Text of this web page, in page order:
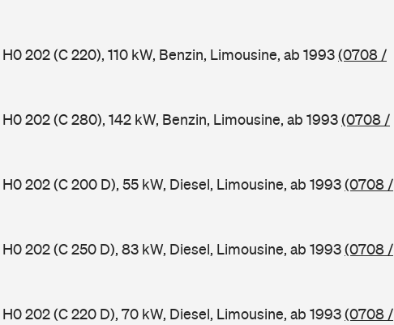
202 (C 220), 110 kW, Benzin, Limousine, ab 1993(0708 /
202 (C 280), 142 kW, Benzin, Limousine, ab 1993(0708 /
202 (C 200 D), 55 kW, Diesel, Limousine, ab 1993(0708 /
202 (C 250 D), 83 kW, Diesel, Limousine, ab 1993(0708 /
202 (C 220 D), 70 kW, Diesel, Limousine, ab 1993(0708 /